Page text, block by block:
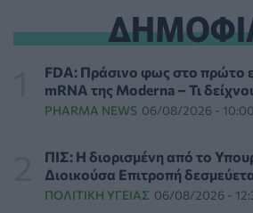
Τι μπορεί να μας διδάξει η νέα
για την απώλεια και το πένθος
ΨΥΧΙΚΉ ΥΓΕΊΑ 07/08/2026 - 18:11
την ενίσχυση της βιοασφάλειας
ΕΠΙΚΑΙΡΌΤΗΤΑ 07/08/2026 - 17:42
FDA: Πράσινο φως στο πρώτο
mRNA της Moderna – Τι
PHARMA NEWS 06/08/2026 - 10:00
ΠΙΣ: Η διορισμένη από το
Διοικούσα Επιτροπή
ΠΟΛΙΤΙΚΉ ΥΓΕΊΑΣ 06/08/2026 -